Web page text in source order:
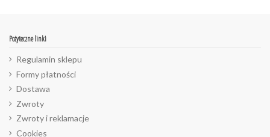
Pożyteczne linki
Regulamin sklepu
Formy płatności
Dostawa
Zwroty
Zwroty i reklamacje
Cookies